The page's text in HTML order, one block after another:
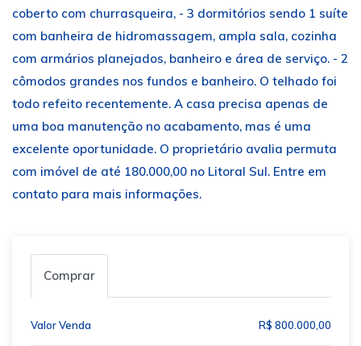
coberto com churrasqueira, - 3 dormitórios sendo 1 suíte
com banheira de hidromassagem, ampla sala, cozinha
com armários planejados, banheiro e área de serviço. - 2
cômodos grandes nos fundos e banheiro. O telhado foi
todo refeito recentemente. A casa precisa apenas de
uma boa manutenção no acabamento, mas é uma
excelente oportunidade. O proprietário avalia permuta
com imóvel de até 180.000,00 no Litoral Sul. Entre em
contato para mais informações.
Comprar
Valor Venda R$ 800.000,00